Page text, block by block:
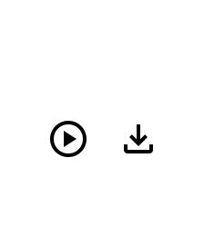
play_circle download